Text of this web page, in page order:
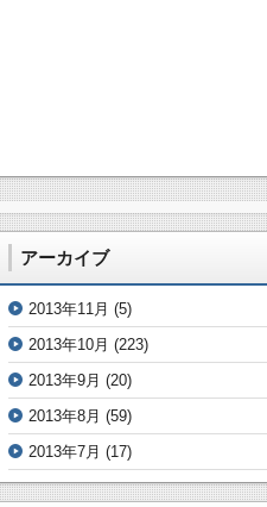
アーカイブ
2013年11月 (5)
2013年10月 (223)
2013年9月 (20)
2013年8月 (59)
2013年7月 (17)